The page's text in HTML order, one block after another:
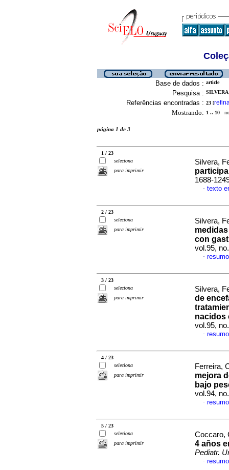
Base de dados : article
Pesquisa :
Referências encontradas : 23 [
Mostrando: 1 .. 10
página 1 de 3
1 / 23
seleciona
para imprimir
Silvera,
1688-
· texto
2 / 23
seleciona
para imprimir
Silvera,
con
vol.95,
·
3 / 23
seleciona
para imprimir
Silvera,
de
nacidos
vol.95,
·
4 / 23
seleciona
para imprimir
Ferreira,
mejora
bajo
vol.94,
·
5 / 23
seleciona
para imprimir
Coccaro,
4 años
Pediatr.
·